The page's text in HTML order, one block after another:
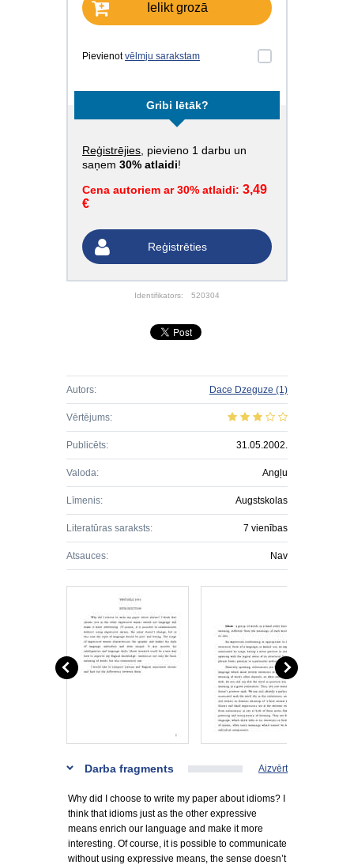
Ielikt grozā
Pievienotvēlmju sarakstam
Gribi lētāk?
Reģistrējies , pievieno 1 darbu un
saņem 30% atlaidi!
Cena autoriem ar 30% atlaidi: 3,49
€
Reģistrēties
Identifikators: 520304
Autors: Dace Dzeguze (1)
Vērtējums:
Publicēts: 31.05.2002.
Valoda: Angļu
Līmenis: Augstskolas
Literatūras saraksts: 7 vienības
Atsauces: Nav
Darba fragments Aizvērt
Why did I choose to write my paper about idioms? I
think that idioms just as the other expressive
means enrich our language and make it more
interesting. Of course, it is possible to communicate
without using expressive means, the sense doesn’t